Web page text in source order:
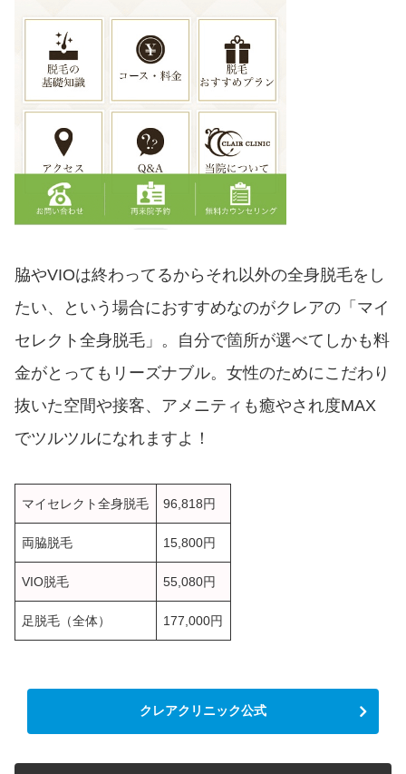
脇やVIOは終わってるからそれ以外の全身脱毛をし
たい、という場合におすすめなのがクレアの「マイ
セレクト全身脱毛」。自分で箇所が選べてしかも料
金がとってもリーズナブル。女性のためにこだわり
抜いた空間や接客、アメニティも癒やされ度MAX
でツルツルになれますよ！
マイセレクト全身脱毛 96,818円
両脇脱毛 15,800円
VIO脱毛 55,080円
足脱毛（全体） 177,000円
クレアクリニック公式